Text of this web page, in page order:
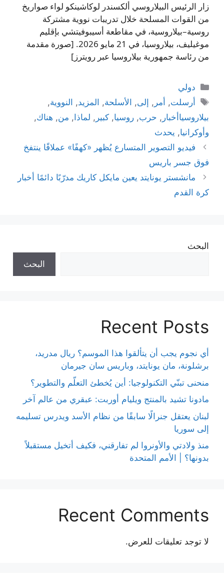
زار الرئيس البيلاروسي ألكسندر لوكاشينكو لواء صواريخ
من القوات المسلحة خلال تدريبات نووية مشتركة
روسية–بيلاروسية، في مقاطعة أسيبوفيتشي بإقليم
موغيليف، بيلاروسيا، في 21 مايو 2026. [صورة مقدمة
من رئاسة جمهورية بيلاروسيا عبر رويترز]
التصنيفات
دولي
الوسوم
أرسلت, أمر , إلى, الأسلحة, المزيد, النووية,
بيلاروسياأخبار , حرب, روسيا, كبير , لماذا , من, هناك,
وأوكرانيا, يحدث
فيديو التصوير المتسارع يُظهر «كهفًا» عملاقًا ينتفخ
فوق جسر باريس
مانشستر يونايتد يعين مايكل كاريك مدرّبًا دائمًا أخبار
كرة القدم
البحث
البحث
Recent Posts
أي نجوم يجب أن يتألقوا هذا الموسم؟ ريال مدريد،
برشلونة، مان يونايتد، وباريس سان جيرمان
منحنى تبنّي التكنولوجيا: أين يُخطئ التعلّم والتطوير؟
مادونا تشيد بالمنتج ويليام أوربت: عبقري من عالم آخر
لبنان يعتقل جنرالًا سابقًا من نظام الأسد ويدرس تسليمه
إلى سوريا
منذ ولادتي والأونروا لم تفارقني، فكيف أتخيل مستقبلاً
بدونها؟ | الأمم المتحدة
Recent Comments
لا توجد تعليقات للعرض.